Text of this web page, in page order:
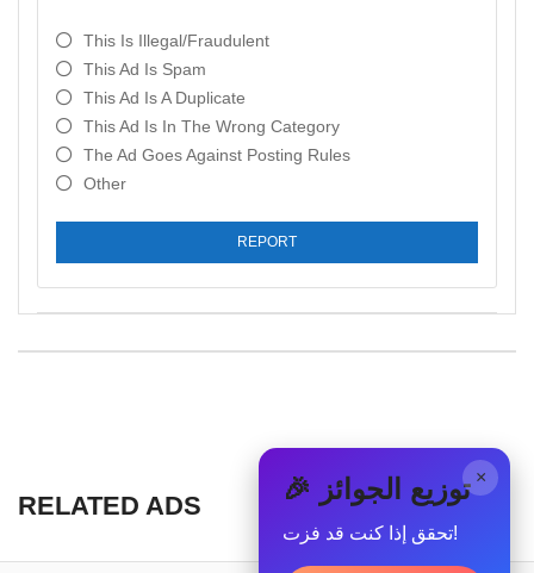
This Is Illegal/fraudulent
This Ad Is Spam
This Ad Is A Duplicate
This Ad Is In The Wrong Category
The Ad Goes Against Posting Rules
Other
REPORT
RELATED ADS
× 🎉 توزيع الجوائز
تحقق إذا كنت قد فزت!